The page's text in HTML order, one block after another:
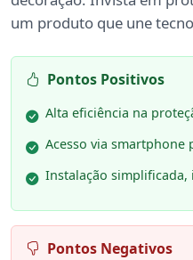
um produto que une
Pontos Positivos
Alta eficiência na
Acesso via
Instalação simplificada,
Pontos Negativos